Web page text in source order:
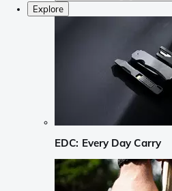
Explore
EDC: Every Day Carry